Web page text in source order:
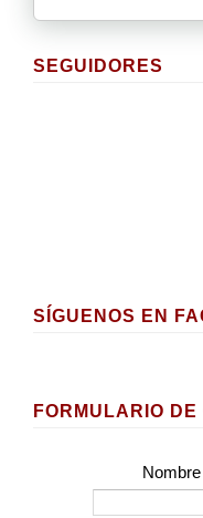
SEGUIDORES
SÍGUENOS EN
FORMULARIO DE
Nombre